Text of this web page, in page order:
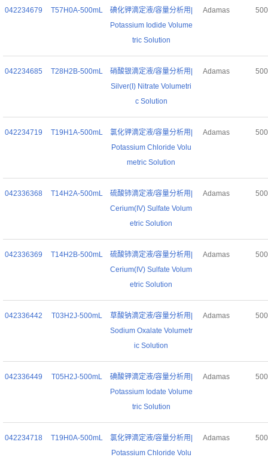
042234679 T57H0A-500mL
碘化钾滴定液/容量分析用|
Potassium Iodide Volume
tric Solution
Adamas
042234685 T28H2B-500mL
硝酸银滴定液/容量分析用|
Silver(I) Nitrate Volumetri
c Solution
Adamas
042234719 T19H1A-500mL
氯化钾滴定液/容量分析用|
Potassium Chloride Volu
metric Solution
Adamas
042336368 T14H2A-500mL
硫酸铈滴定液/容量分析用|
Cerium(IV) Sulfate Volum
etric Solution
Adamas
042336369 T14H2B-500mL
硫酸铈滴定液/容量分析用|
Cerium(IV) Sulfate Volum
etric Solution
Adamas
042336442 T03H2J-500mL
草酸钠滴定液/容量分析用|
Sodium Oxalate Volumetr
ic Solution
Adamas
042336449 T05H2J-500mL
碘酸钾滴定液/容量分析用|
Potassium Iodate Volume
tric Solution
Adamas
042234718 T19H0A-500mL
氯化钾滴定液/容量分析用|
Potassium Chloride Volu
Adamas